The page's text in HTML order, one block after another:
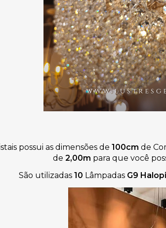
possui as dimensões de 100cm de
de 2,00m para que você
São utilizadas 10 Lâmpadas G9